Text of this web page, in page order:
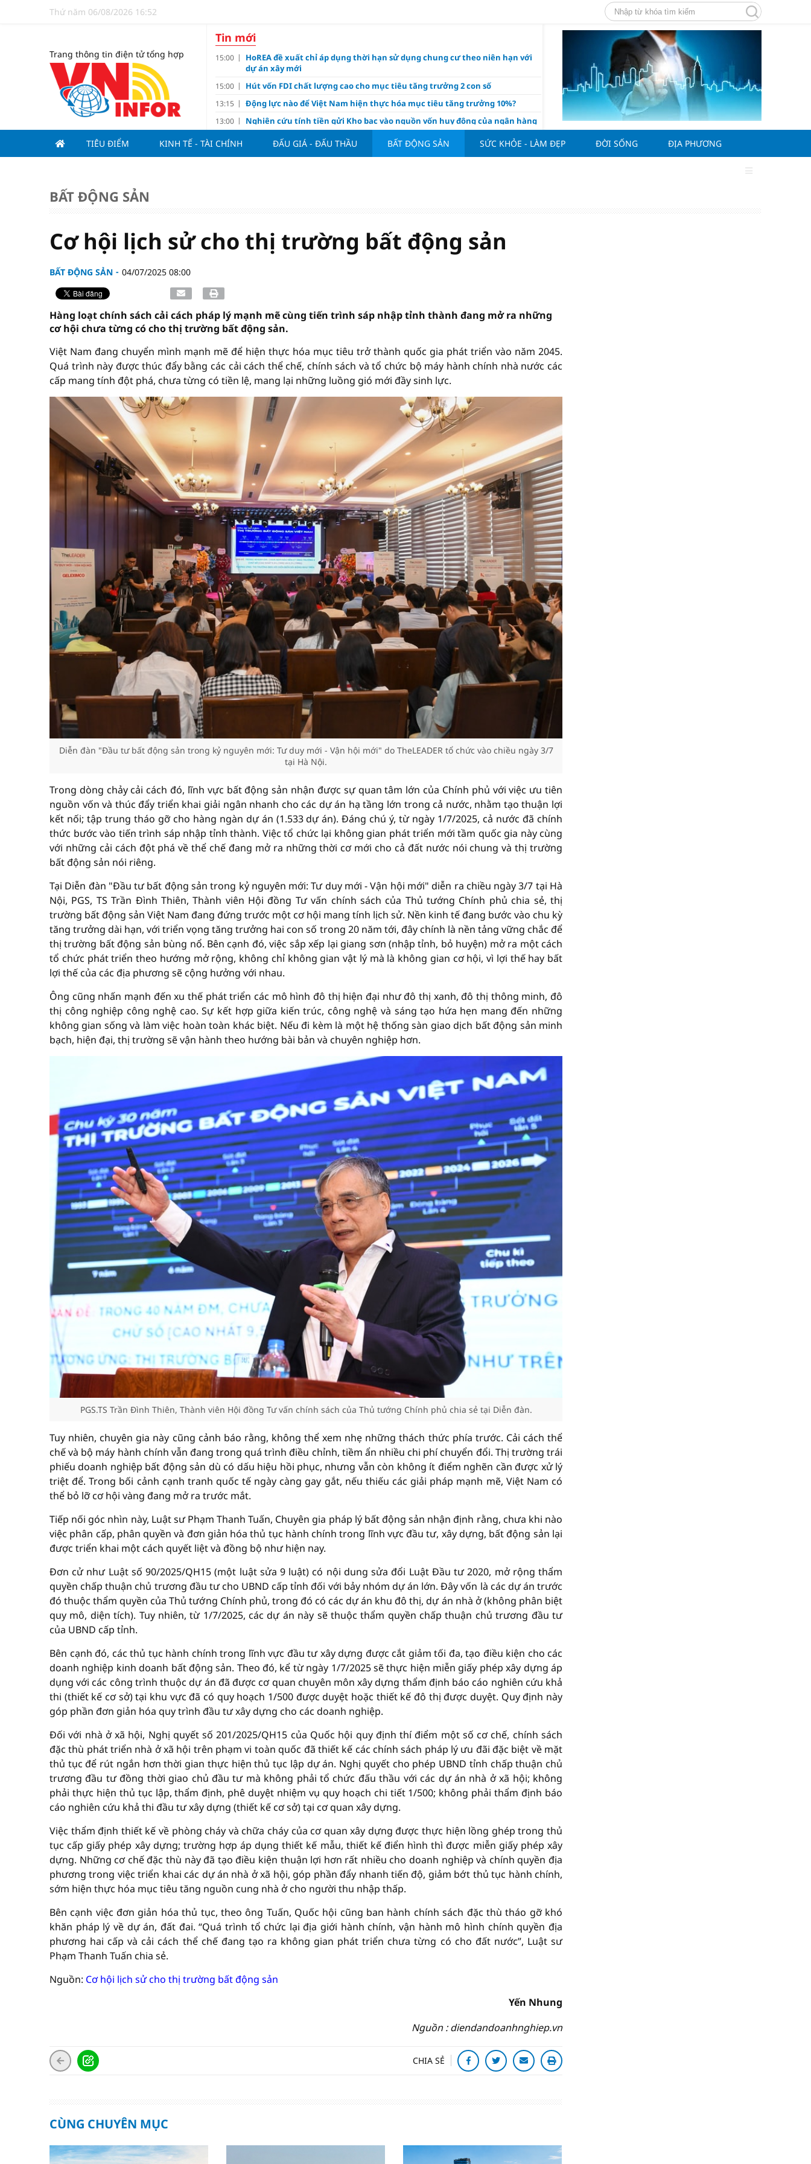
Thứ năm 06/08/2026 16:52
Trang thông tin điện tử tổng hợp
Tin mới
15:00
HoREA đề xuất chỉ áp dụng thời hạn sử dụng chung cư theo niên hạn với
dự án xây mới
15:00 Hút vốn FDI chất lượng cao cho mục tiêu tăng trưởng 2 con số
13:15 Động lực nào để Việt Nam hiện thực hóa mục tiêu tăng trưởng 10%?
13:00 Nghiên cứu tính tiền gửi Kho bạc vào nguồn vốn huy động của ngân hàng
11:00 Vì sao Mỹ cùng Nhật Bản "nâng đỡ" đồng yên?
10:10 Dùng lá tía tô thế nào để hỗ trợ làm đẹp da, mượt tóc?
09:00 Khơi thông nguồn cung vật liệu xây dựng
TIÊU ĐIỂM KINH TẾ - TÀI CHÍNH ĐẤU GIÁ - ĐẤU THẦU BẤT ĐỘNG SẢN SỨC KHỎE - LÀM ĐẸP ĐỜI SỐNG ĐỊA PHƯƠNG
BẤT ĐỘNG SẢN
Cơ hội lịch sử cho thị trường bất động sản
BẤT ĐỘNG SẢN 04/07/2025 08:00
Hàng loạt chính sách cải cách pháp lý mạnh mẽ cùng tiến trình sáp nhập tỉnh thành đang mở ra những
cơ hội chưa từng có cho thị trường bất động sản.
Việt Nam đang chuyển mình mạnh mẽ để hiện thực hóa mục tiêu trở thành quốc gia phát triển vào năm 2045.
Quá trình này được thúc đẩy bằng các cải cách thể chế, chính sách và tổ chức bộ máy hành chính nhà nước các
cấp mang tính đột phá, chưa từng có tiền lệ, mang lại những luồng gió mới đầy sinh lực.
Diễn đàn "Đầu tư bất động sản trong kỷ nguyên mới: Tư duy mới - Vận hội mới" do TheLEADER tổ chức vào chiều ngày 3/7
tại Hà Nội.
Trong dòng chảy cải cách đó, lĩnh vực bất động sản nhận được sự quan tâm lớn của Chính phủ với việc ưu tiên
nguồn vốn và thúc đẩy triển khai giải ngân nhanh cho các dự án hạ tầng lớn trong cả nước, nhằm tạo thuận lợi
kết nối; tập trung tháo gỡ cho hàng ngàn dự án (1.533 dự án). Đáng chú ý, từ ngày 1/7/2025, cả nước đã chính
thức bước vào tiến trình sáp nhập tỉnh thành. Việc tổ chức lại không gian phát triển mới tầm quốc gia này cùng
với những cải cách đột phá về thể chế đang mở ra những thời cơ mới cho cả đất nước nói chung và thị trường
bất động sản nói riêng.
Tại Diễn đàn "Đầu tư bất động sản trong kỷ nguyên mới: Tư duy mới - Vận hội mới" diễn ra chiều ngày 3/7 tại Hà
Nội, PGS, TS Trần Đình Thiên, Thành viên Hội đồng Tư vấn chính sách của Thủ tướng Chính phủ chia sẻ, thị
trường bất động sản Việt Nam đang đứng trước một cơ hội mang tính lịch sử. Nền kinh tế đang bước vào chu kỳ
tăng trưởng dài hạn, với triển vọng tăng trưởng hai con số trong 20 năm tới, đây chính là nền tảng vững chắc để
thị trường bất động sản bùng nổ. Bên cạnh đó, việc sắp xếp lại giang sơn (nhập tỉnh, bỏ huyện) mở ra một cách
tổ chức phát triển theo hướng mở rộng, không chỉ không gian vật lý mà là không gian cơ hội, vì lợi thế hay bất
lợi thế của các địa phương sẽ cộng hưởng với nhau.
Ông cũng nhấn mạnh đến xu thế phát triển các mô hình đô thị hiện đại như đô thị xanh, đô thị thông minh, đô
thị công nghiệp công nghệ cao. Sự kết hợp giữa kiến trúc, công nghệ và sáng tạo hứa hẹn mang đến những
không gian sống và làm việc hoàn toàn khác biệt. Nếu đi kèm là một hệ thống sàn giao dịch bất động sản minh
bạch, hiện đại, thị trường sẽ vận hành theo hướng bài bản và chuyên nghiệp hơn.
PGS.TS Trần Đình Thiên, Thành viên Hội đồng Tư vấn chính sách của Thủ tướng Chính phủ chia sẻ tại Diễn đàn.
Tuy nhiên, chuyên gia này cũng cảnh báo rằng, không thể xem nhẹ những thách thức phía trước. Cải cách thể
chế và bộ máy hành chính vẫn đang trong quá trình điều chỉnh, tiềm ẩn nhiều chi phí chuyển đổi. Thị trường trái
phiếu doanh nghiệp bất động sản dù có dấu hiệu hồi phục, nhưng vẫn còn không ít điểm nghẽn cần được xử lý
triệt để. Trong bối cảnh cạnh tranh quốc tế ngày càng gay gắt, nếu thiếu các giải pháp mạnh mẽ, Việt Nam có
thể bỏ lỡ cơ hội vàng đang mở ra trước mắt.
Tiếp nối góc nhìn này, Luật sư Phạm Thanh Tuấn, Chuyên gia pháp lý bất động sản nhận định rằng, chưa khi nào
việc phân cấp, phân quyền và đơn giản hóa thủ tục hành chính trong lĩnh vực đầu tư, xây dựng, bất động sản lại
được triển khai một cách quyết liệt và đồng bộ như hiện nay.
Đơn cử như Luật số 90/2025/QH15 (một luật sửa 9 luật) có nội dung sửa đổi Luật Đầu tư 2020, mở rộng thẩm
quyền chấp thuận chủ trương đầu tư cho UBND cấp tỉnh đối với bảy nhóm dự án lớn. Đây vốn là các dự án trước
đó thuộc thẩm quyền của Thủ tướng Chính phủ, trong đó có các dự án khu đô thị, dự án nhà ở (không phân biệt
quy mô, diện tích). Tuy nhiên, từ 1/7/2025, các dự án này sẽ thuộc thẩm quyền chấp thuận chủ trương đầu tư
của UBND cấp tỉnh.
Bên cạnh đó, các thủ tục hành chính trong lĩnh vực đầu tư xây dựng được cắt giảm tối đa, tạo điều kiện cho các
doanh nghiệp kinh doanh bất động sản. Theo đó, kể từ ngày 1/7/2025 sẽ thực hiện miễn giấy phép xây dựng áp
dụng với các công trình thuộc dự án đã được cơ quan chuyên môn xây dựng thẩm định báo cáo nghiên cứu khả
thi (thiết kế cơ sở) tại khu vực đã có quy hoạch 1/500 được duyệt hoặc thiết kế đô thị được duyệt. Quy định này
góp phần đơn giản hóa quy trình đầu tư xây dựng cho các doanh nghiệp.
Đối với nhà ở xã hội, Nghị quyết số 201/2025/QH15 của Quốc hội quy định thí điểm một số cơ chế, chính sách
đặc thù phát triển nhà ở xã hội trên phạm vi toàn quốc đã thiết kế các chính sách pháp lý ưu đãi đặc biệt về mặt
thủ tục để rút ngắn hơn thời gian thực hiện thủ tục lập dự án. Nghị quyết cho phép UBND tỉnh chấp thuận chủ
trương đầu tư đồng thời giao chủ đầu tư mà không phải tổ chức đấu thầu với các dự án nhà ở xã hội; không
phải thực hiện thủ tục lập, thẩm định, phê duyệt nhiệm vụ quy hoạch chi tiết 1/500; không phải thẩm định báo
cáo nghiên cứu khả thi đầu tư xây dựng (thiết kế cơ sở) tại cơ quan xây dựng.
Việc thẩm định thiết kế về phòng cháy và chữa cháy của cơ quan xây dựng được thực hiện lồng ghép trong thủ
tục cấp giấy phép xây dựng; trường hợp áp dụng thiết kế mẫu, thiết kế điển hình thì được miễn giấy phép xây
dựng. Những cơ chế đặc thù này đã tạo điều kiện thuận lợi hơn rất nhiều cho doanh nghiệp và chính quyền địa
phương trong việc triển khai các dự án nhà ở xã hội, góp phần đẩy nhanh tiến độ, giảm bớt thủ tục hành chính,
sớm hiện thực hóa mục tiêu tăng nguồn cung nhà ở cho người thu nhập thấp.
Bên cạnh việc đơn giản hóa thủ tục, theo ông Tuấn, Quốc hội cũng ban hành chính sách đặc thù tháo gỡ khó
khăn pháp lý về dự án, đất đai. “Quá trình tổ chức lại địa giới hành chính, vận hành mô hình chính quyền địa
phương hai cấp và cải cách thể chế đang tạo ra không gian phát triển chưa từng có cho đất nước”, Luật sư
Phạm Thanh Tuấn chia sẻ.
Nguồn: Cơ hội lịch sử cho thị trường bất động sản
Yến Nhung
Nguồn : diendandoanhnghiep.vn
CHIA SẺ
CÙNG CHUYÊN MỤC